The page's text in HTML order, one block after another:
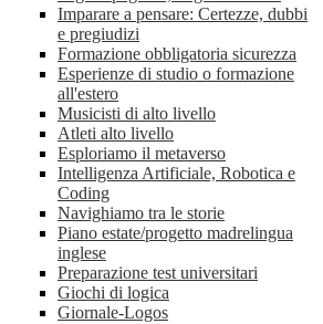
Imparare a pensare: Certezze, dubbi
e pregiudizi
Formazione obbligatoria sicurezza
Esperienze di studio o formazione
all'estero
Musicisti di alto livello
Atleti alto livello
Esploriamo il metaverso
Intelligenza Artificiale, Robotica e
Coding
Navighiamo tra le storie
Piano estate/progetto madrelingua
inglese
Preparazione test universitari
Giochi di logica
Giornale-Logos